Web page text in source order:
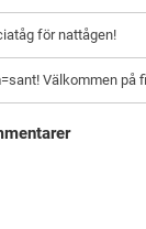
för nattågen!
Välkommen på